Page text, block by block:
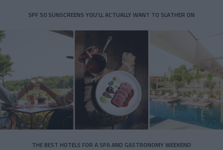
SPF 50 SUNSCREENS YOU'LL ACTUALLY WANT TO SLATHER ON
THE BEST HOTELS FOR A SPA AND GASTRONOMY WEEKEND